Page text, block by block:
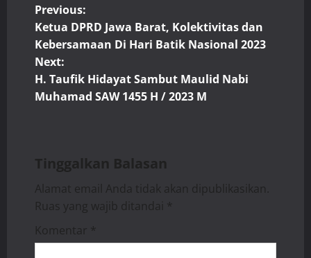
P
o
s
t
a
v
g
Previous:
Ketua DPRD Jawa Barat, Kolektivitas dan
Kebersamaan Di Hari Batik Nasional 2023
Next:
H. Taufik Hidayat Sambut Maulid Nabi
Muhamad SAW 1455 H / 2023 M
Tinggalkan Balasan
Alamat email Anda tidak akan dipublikasikan.
Ruas yang wajib ditandai
*
Komentar *